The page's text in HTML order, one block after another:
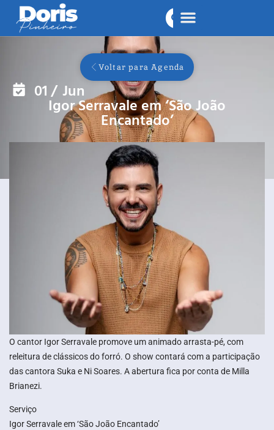
Voltar para Agenda
01/ Jun
Igor Serravale em ‘São João
Encantado’
O cantor Igor Serravale promove um animado arrasta-pé, com
releitura de clássicos do forró. O show contará com a participação
das cantora Suka e Ni Soares. A abertura fica por conta de Milla
Brianezi.
Serviço
Igor Serravale em ‘São João Encantado’